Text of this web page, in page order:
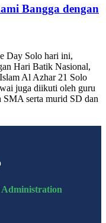
Bangga dengan
Day Solo hari ini,
Hari Batik Nasional,
Al Azhar 21 Solo
juga diikuti oleh guru
serta murid SD dan
Administration